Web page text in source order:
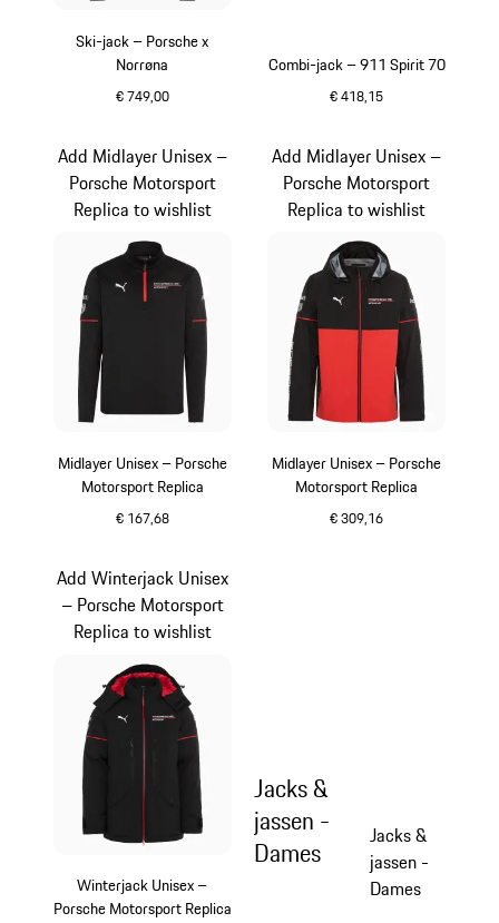
Ski-jack – Porsche x
Norrøna
€ 749,00
Combi-jack – 911 Spirit 70
€ 418,15
Midlayer Unisex – Porsche
Motorsport Replica
€ 167,68
Add Midlayer Unisex –
Porsche Motorsport
Replica to wishlist
Midlayer Unisex – Porsche
Motorsport Replica
€ 309,16
Add Midlayer Unisex –
Porsche Motorsport
Replica to wishlist
Winterjack Unisex –
Porsche Motorsport Replica
Add Winterjack Unisex
– Porsche Motorsport
Replica to wishlist
Jacks &
jassen -
Dames
Jacks &
jassen -
Dames